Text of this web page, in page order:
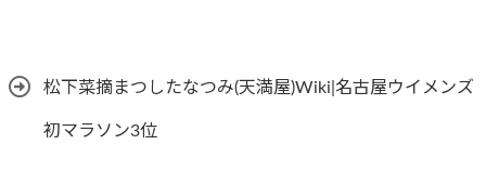
松下菜摘まつしたなつみ(天満屋)Wiki|名古屋ウイメンズ
初マラソン3位